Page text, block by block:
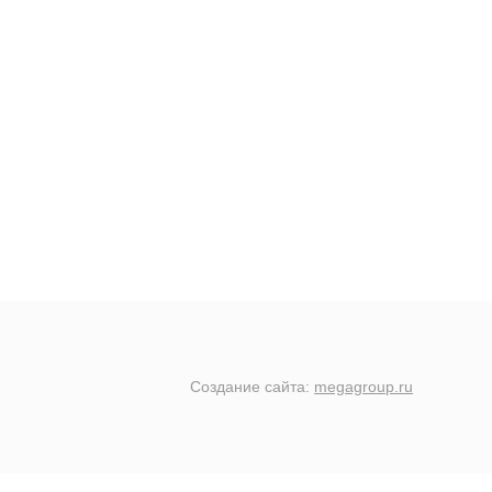
Создание сайта: megagroup.ru